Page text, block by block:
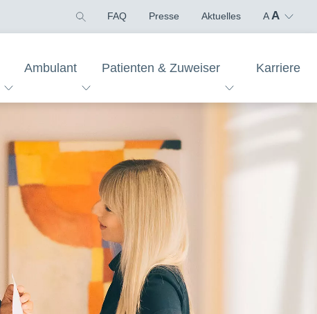
FAQ Presse Aktuelles A A
Ambulant Patienten & Zuweiser Karriere